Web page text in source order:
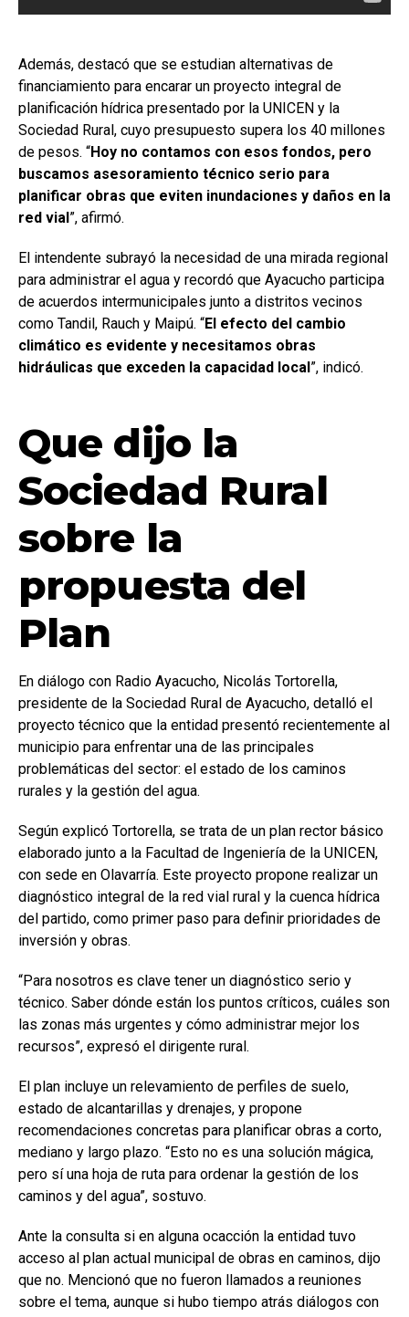
Además, destacó que se estudian alternativas de
financiamiento para encarar un proyecto integral de
planificación hídrica presentado por la UNICEN y la
Sociedad Rural, cuyo presupuesto supera los 40 millones
de pesos. “Hoy no contamos con esos fondos, pero
buscamos asesoramiento técnico serio para
planificar obras que eviten inundaciones y daños en la
red vial”, afirmó.
El intendente subrayó la necesidad de una mirada regional
para administrar el agua y recordó que Ayacucho participa
de acuerdos intermunicipales junto a distritos vecinos
como Tandil, Rauch y Maipú. “El efecto del cambio
climático es evidente y necesitamos obras
hidráulicas que exceden la capacidad local”, indicó.
Que dijo la
Sociedad Rural
sobre la
propuesta del
Plan
En diálogo con Radio Ayacucho, Nicolás Tortorella,
presidente de la Sociedad Rural de Ayacucho, detalló el
proyecto técnico que la entidad presentó recientemente al
municipio para enfrentar una de las principales
problemáticas del sector: el estado de los caminos
rurales y la gestión del agua.
Según explicó Tortorella, se trata de un plan rector básico
elaborado junto a la Facultad de Ingeniería de la UNICEN,
con sede en Olavarría. Este proyecto propone realizar un
diagnóstico integral de la red vial rural y la cuenca hídrica
del partido, como primer paso para definir prioridades de
inversión y obras.
“Para nosotros es clave tener un diagnóstico serio y
técnico. Saber dónde están los puntos críticos, cuáles son
las zonas más urgentes y cómo administrar mejor los
recursos”, expresó el dirigente rural.
El plan incluye un relevamiento de perfiles de suelo,
estado de alcantarillas y drenajes, y propone
recomendaciones concretas para planificar obras a corto,
mediano y largo plazo. “Esto no es una solución mágica,
pero sí una hoja de ruta para ordenar la gestión de los
caminos y del agua”, sostuvo.
Ante la consulta si en alguna ocacción la entidad tuvo
acceso al plan actual municipal de obras en caminos, dijo
que no. Mencionó que no fueron llamados a reuniones
sobre el tema, aunque si hubo tiempo atrás diálogos con